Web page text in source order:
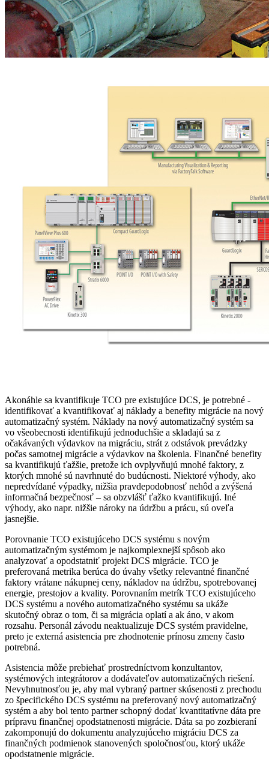
Akonáhle sa kvantifikuje TCO pre existujúce DCS, je potrebné ­
identifikovať a kvantifikovať aj náklady a benefity migrácie na nový
automatizačný systém. Náklady na nový automatizačný systém sa
vo všeobecnosti identifikujú jednoduchšie a skladajú sa z
očakávaných výdavkov na migráciu, strát z odstávok prevádzky
počas samotnej migrácie a výdavkov na školenia. Finančné benefity
sa kvantifikujú ťažšie, pretože ich ovplyvňujú mnohé faktory, z
ktorých mnohé sú navrhnuté do budúcnosti. Niektoré výhody, ako
nepredvídané výpadky, nižšia pravdepodobnosť nehôd a zvýšená
informačná bezpečnosť – sa obzvlášť ťažko kvantifikujú. Iné
výhody, ako napr. nižšie nároky na údržbu a prácu, sú oveľa
jasnejšie.
Porovnanie TCO existujúceho DCS systému s novým
automatizačným systémom je najkomplexnejší spôsob ako
analyzovať a opodstatniť projekt DCS migrácie. TCO je
preferovaná metrika berúca do úvahy všetky relevantné finančné
faktory vrátane nákupnej ceny, nákladov na údržbu, spotrebovanej
energie, prestojov a kvality. Porovnaním metrík TCO existujúceho
DCS systému a nového automatizačného systému sa ukáže
skutočný obraz o tom, či sa migrácia oplatí a ak áno, v akom
rozsahu. Personál závodu neaktualizuje DCS systém pravidelne,
preto je externá asistencia pre zhodnotenie prínosu zmeny často
potrebná.
Asistencia môže prebiehať prostredníctvom konzultantov,
systémových integrátorov a dodávateľov automatizačných riešení.
Nevyhnutnosťou je, aby mal vybraný partner skúsenosti z prechodu
zo špecifického DCS systému na preferovaný nový automatizačný
systém a aby bol tento partner schopný dodať kvantitatívne dáta pre
prípravu finančnej opodstatnenosti migrácie. Dáta sa po zozbieraní
zakomponujú do dokumentu analyzujúceho migráciu DCS za
finančných podmienok stanovených spoločnosťou, ktorý ukáže
opodstatnenie migrácie.